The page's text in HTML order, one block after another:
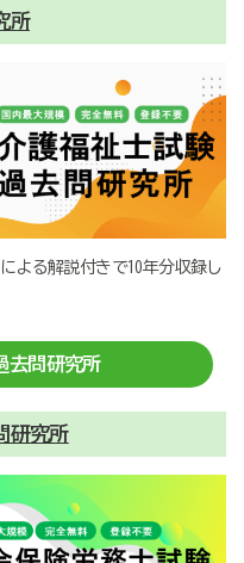
所
よる解説付きで10年分収録し
去問研究所
研究所